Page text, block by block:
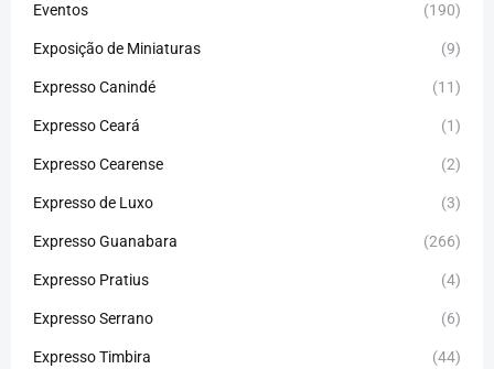
Eventos (190)
Exposição de Miniaturas (9)
Expresso Canindé (11)
Expresso Ceará (1)
Expresso Cearense (2)
Expresso de Luxo (3)
Expresso Guanabara (266)
Expresso Pratius (4)
Expresso Serrano (6)
Expresso Timbira (44)